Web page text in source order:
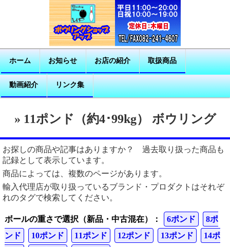
ホーム お知らせ お店の紹介 取扱商品
動画紹介 リンク集
» 11ポンド（約4･99kg） ボウリング
お探しの商品や記事はありますか？ 過去取り扱った商品も
記録として表示しています。
商品によっては、複数のページがあります。
輸入代理店が取り扱っているブランド・プロダクトはそれぞ
れのタグで検索してください。
ボールの重さで選択（新品・中古混在）： 6ポンド
8ポ
ンド
10ポンド 11ポンド 12ポンド 13ポンド
14ポ